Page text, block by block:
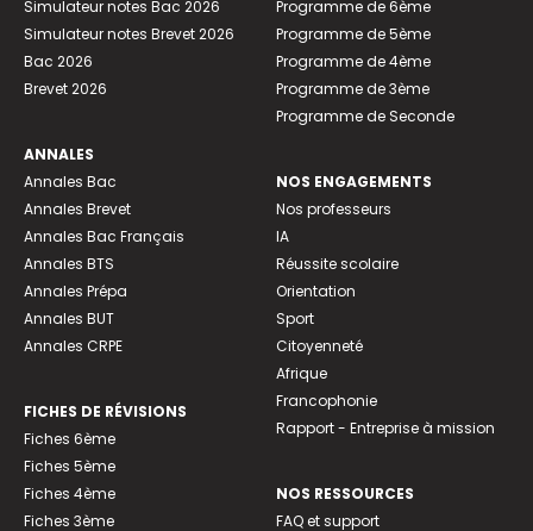
Simulateur notes Bac 2026
Simulateur notes Brevet 2026
Bac 2026
Brevet 2026
ANNALES
Annales Bac
Annales Brevet
Annales Bac Français
Annales BTS
Annales Prépa
Annales BUT
Annales CRPE
FICHES DE RÉVISIONS
Fiches 6ème
Fiches 5ème
Fiches 4ème
Fiches 3ème
Programme de 6ème
Programme de 5ème
Programme de 4ème
Programme de 3ème
Programme de Seconde
NOS ENGAGEMENTS
Nos professeurs
IA
Réussite scolaire
Orientation
Sport
Citoyenneté
Afrique
Francophonie
Rapport - Entreprise à mission
NOS RESSOURCES
FAQ et support